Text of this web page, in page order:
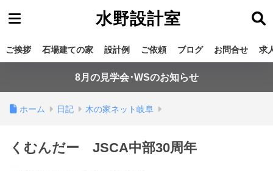
水野設計室
ご挨拶 石場建ての家 設計例 ご依頼 ブログ お問合せ 求
8月の見学会･WSのお知らせ
ホーム 日記 木の家ネット岐阜
くむんだー JSCA中部30周年